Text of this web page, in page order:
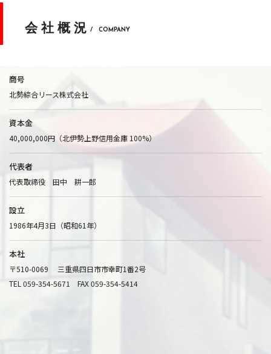
会社概況 / COMPANY
商号
北勢綜合リース株式会社
資本金
40,000,000円（北伊勢上野信用金庫 100%）
代表者
代表取締役 田中 耕一郎
設立
1986年4月3日（昭和61年）
本社
〒510-0069 三重県四日市市幸町1番2号
TEL 059-354-5671 FAX 059-354-5414